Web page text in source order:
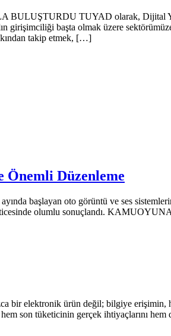
TUYAD olarak, Dijital
girişimciliği başta olmak üzere
takip etmek, […]
Önemli Düzenleme
başlayan oto görüntü ve ses
olumlu sonuçlandı.
elektronik ürün değil; bilgiye erişimin,
son tüketicinin gerçek ihtiyaçlarını hem